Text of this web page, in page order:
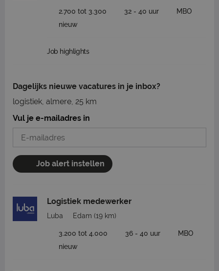
2.700 tot 3.300 32 - 40 uur
MBO
nieuw
Job highlights
Dagelijks nieuwe vacatures in je inbox?
logistiek, almere, 25 km
Vul je e-mailadres in
Job alert instellen
Logistiek medewerker
Luba Edam (19 km)
3.200 tot 4.000 36 - 40 uur
MBO
nieuw